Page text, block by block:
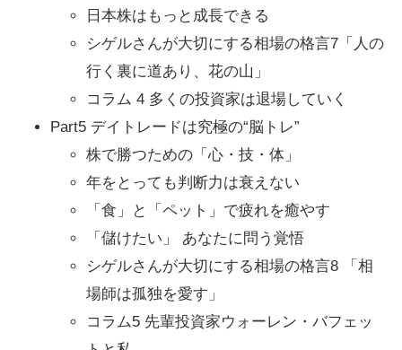
日本株はもっと成長できる
シゲルさんが大切にする相場の格言7「人の
行く裏に道あり、花の山」
コラム 4 多くの投資家は退場していく
Part5 デイトレードは究極の“脳トレ”
株で勝つための「心・技・体」
年をとっても判断力は衰えない
「食」と「ペット」で疲れを癒やす
「儲けたい」 あなたに問う覚悟
シゲルさんが大切にする相場の格言8 「相
場師は孤独を愛す」
コラム5 先輩投資家ウォーレン・バフェッ